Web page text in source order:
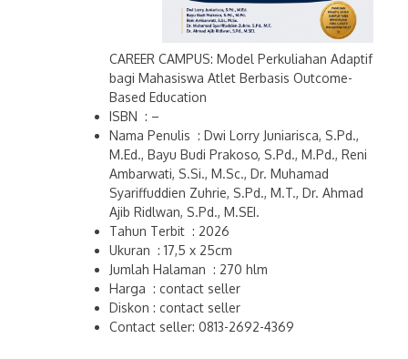
CAREER CAMPUS: Model Perkuliahan Adaptif
bagi Mahasiswa Atlet Berbasis Outcome-
Based Education
ISBN : –
Nama Penulis : Dwi Lorry Juniarisca, S.Pd.,
M.Ed., Bayu Budi Prakoso, S.Pd., M.Pd., Reni
Ambarwati, S.Si., M.Sc., Dr. Muhamad
Syariffuddien Zuhrie, S.Pd., M.T., Dr. Ahmad
Ajib Ridlwan, S.Pd., M.SEI.
Tahun Terbit : 2026
Ukuran : 17,5 x 25cm
Jumlah Halaman : 270 hlm
Harga : contact seller
Diskon : contact seller
Contact seller: 0813-2692-4369